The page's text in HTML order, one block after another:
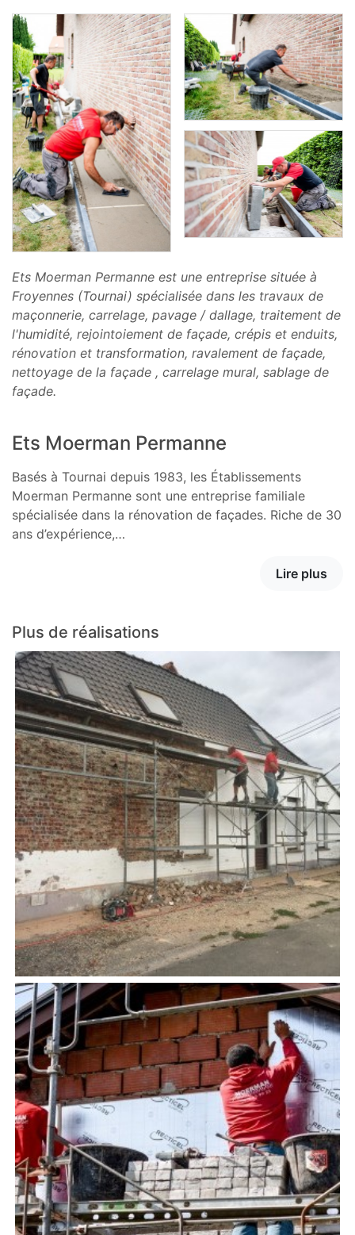
Ets Moerman Permanne est une entreprise située à
Froyennes (Tournai) spécialisée dans les travaux de
maçonnerie, carrelage, pavage / dallage, traitement de
l'humidité, rejointoiement de façade, crépis et enduits,
rénovation et transformation, ravalement de façade,
nettoyage de la façade , carrelage mural, sablage de
façade.
Ets Moerman Permanne
Basés à Tournai depuis 1983, les Établissements
Moerman Permanne sont une entreprise familiale
spécialisée dans la rénovation de façades. Riche de 30
ans d’expérience,…
Lire plus
Plus de réalisations